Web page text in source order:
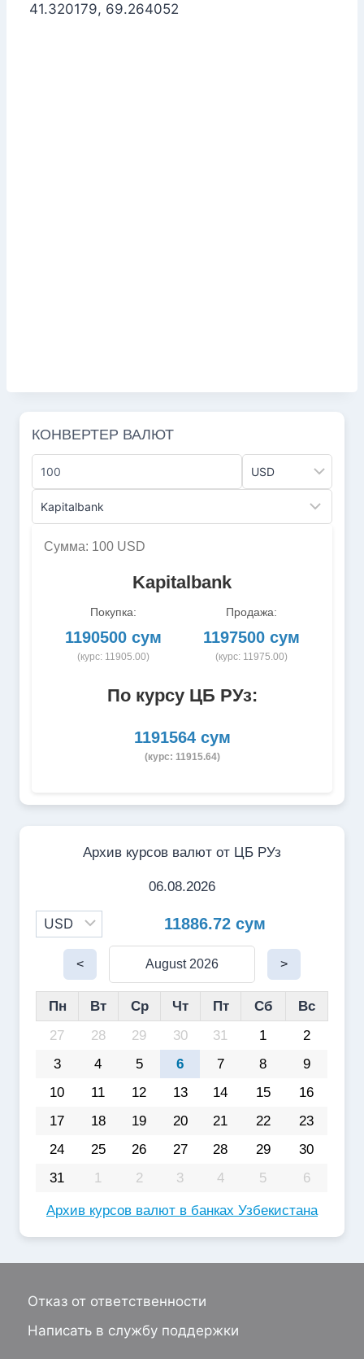
41.320179, 69.264052
КОНВЕРТЕР ВАЛЮТ
Сумма: 100 USD
Kapitalbank
Покупка:
1190500 сум
(курс: 11905.00)
Продажа:
1197500 сум
(курс: 11975.00)
По курсу ЦБ РУз:
1191564 сум
(курс: 11915.64)
Архив курсов валют от ЦБ РУз
06.08.2026
11886.72 сум
< August 2026 >
Пн Вт Ср Чт Пт Сб
Вс
27
28 29 30 31 1
2
3
4 5 6 7 8
9
10
11 12 13 14 15
16
17
18 19 20 21 22
23
24
25 26 27 28 29
30
31
1 2 3 4 5 6
Архив курсов валют в банках Узбекистана
Отказ от ответственности
Написать в службу поддержки